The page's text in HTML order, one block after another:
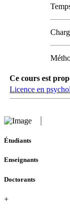
Ce cours est
Licence en
Étudiants
Enseignants
Doctorants
+